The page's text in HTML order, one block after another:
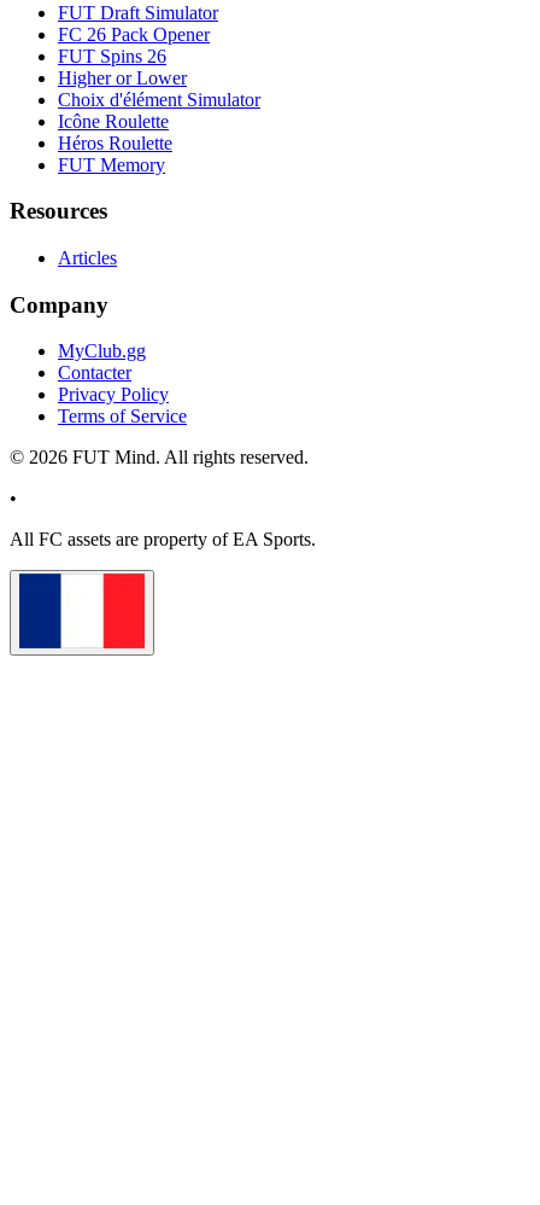
FUT Draft Simulator
FC 26 Pack Opener
FUT Spins 26
Higher or Lower
Choix d'élément Simulator
Icône Roulette
Héros Roulette
FUT Memory
Resources
Articles
Company
MyClub.gg
Contacter
Privacy Policy
Terms of Service
© 2026 FUT Mind. All rights reserved.
•
All FC assets are property of EA Sports.